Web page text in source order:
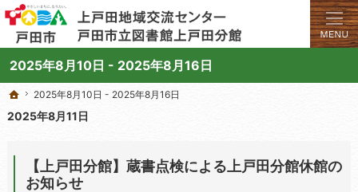
2025年8月10日 - 2025年8月16日
学びと交流のプラットフォーム。地域の講座や施設をご案内しています。
上戸田地域交流センターや戸田市立図書館上戸田分館の総合案内サイト
ホーム
2025年8月10日 - 2025年8月16日
2025年8月11日
【上戸田分館】蔵書点検による上戸田分館休館の
お知らせ
ホーム
2025年8月10日 - 2025年8月16日